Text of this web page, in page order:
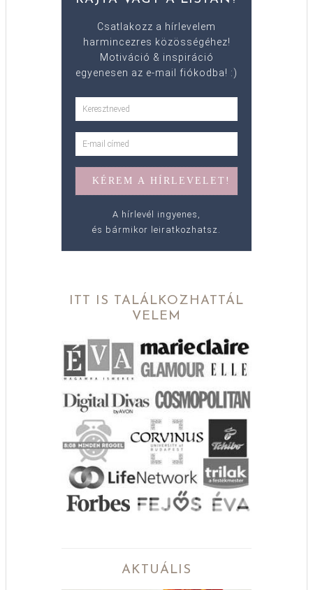
Csatlakozz a hírlevelem
harmincezres közösségéhez!
Motiváció & inspiráció
egyenesen az e-mail fiókodba! :)
A hírlevél ingyenes,
és bármikor leiratkozhatsz.
ITT IS TALÁLKOZHATTÁL
VELEM
AKTUÁLIS